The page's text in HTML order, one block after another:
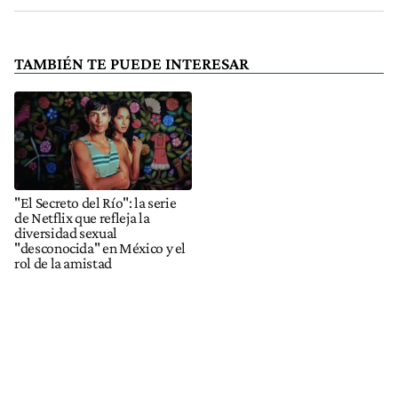
TAMBIÉN TE PUEDE INTERESAR
"El Secreto del Río": la serie
de Netflix que refleja la
diversidad sexual
"desconocida" en México y el
rol de la amistad